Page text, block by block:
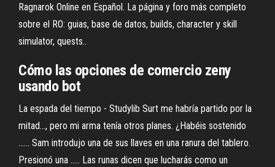
Ragnarok Online en Español. La página y foro más completo
sobre el RO: guias, base de datos, builds, character y skill
simulator, quests..
Cómo las opciones de comercio zeny
usando bot
La espada del tiempo - Studylib Surt me habría partido por la
mitad…, pero mi arma tenía otros planes. ¿Habéis sostenido
...... Sam introdujo una de sus llaves en una ranura del tablero.
Presionó una ..... Las runas dicen que lucharás como un